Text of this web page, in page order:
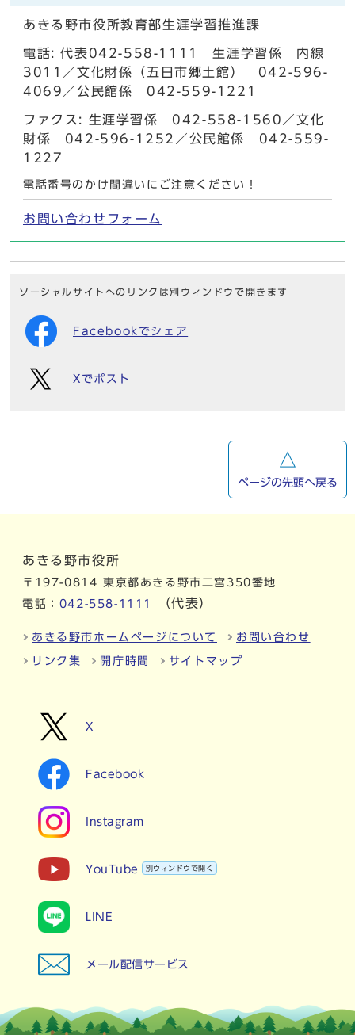
あきる野市役所教育部生涯学習推進課
電話: 代表042-558-1111 生涯学習係 内線
3011／文化財係（五日市郷土館） 042-596-
4069／公民館係 042-559-1221
ファクス: 生涯学習係 042-558-1560／文化
財係 042-596-1252／公民館係 042-559-
1227
電話番号のかけ間違いにご注意ください！
お問い合わせフォーム
ソーシャルサイトへのリンクは別ウィンドウで開きます
Facebookでシェア
Xでポスト
ページの先頭へ戻る
あきる野市役所
〒197-0814 東京都あきる野市二宮350番地
電話： 042-558-1111 （代表）
あきる野市ホームページについて お問い合わせ
リンク集 開庁時間 サイトマップ
X
Facebook
Instagram
YouTube 別ウィンドウで開く
LINE
メール配信サービス